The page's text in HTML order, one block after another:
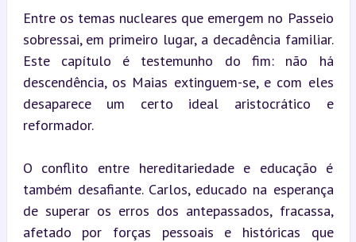
Entre os temas nucleares que emergem no Passeio
sobressai, em primeiro lugar, a decadência familiar.
Este capítulo é testemunho do fim: não há
descendência, os Maias extinguem-se, e com eles
desaparece um certo ideal aristocrático e
reformador.
O conflito entre hereditariedade e educação é
também desafiante. Carlos, educado na esperança
de superar os erros dos antepassados, fracassa,
afetado por forças pessoais e históricas que